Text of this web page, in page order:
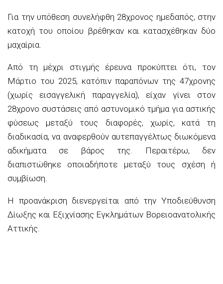
Για την υπόθεση συνελήφθη 28χρονος ημεδαπός, στην
κατοχή του οποίου βρέθηκαν και κατασχέθηκαν δύο
μαχαίρια.
Από τη μέχρι στιγμής έρευνα προκύπτει ότι, τον
Μάρτιο του 2025, κατόπιν παραπόνων της 47χρονης
(χωρίς εισαγγελική παραγγελία), είχαν γίνει στον
28χρονο συστάσεις από αστυνομικό τμήμα για αστικής
φύσεως μεταξύ τους διαφορές, χωρίς, κατά τη
διαδικασία, να αναφερθούν αυτεπαγγέλτως διωκόμενα
αδικήματα σε βάρος της. Περαιτέρω, δεν
διαπιστώθηκε οποιαδήποτε μεταξύ τους σχέση ή
συμβίωση.
Η προανάκριση διενεργείται από την Υποδιεύθυνση
Δίωξης και Εξιχνίασης Εγκλημάτων Βορειοανατολικής
Αττικής.